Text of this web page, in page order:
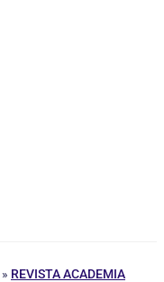
» REVISTA ACADEMIA